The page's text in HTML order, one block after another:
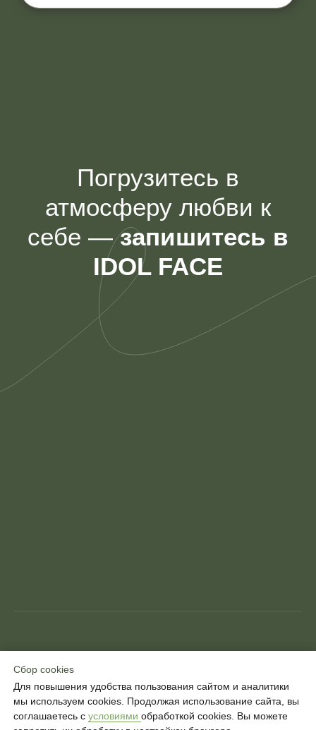
Сбор cookies
Для повышения удобства пользования сайтом и аналитики
мы используем cookies. Продолжая использование сайта, вы
соглашаетесь с условиями обработкой cookies. Вы можете
Сбор cookies
Для повышения удобства пользования сайтом и аналитики
мы используем cookies. Продолжая использование сайта, вы
соглашаетесь с условиями обработкой cookies. Вы можете